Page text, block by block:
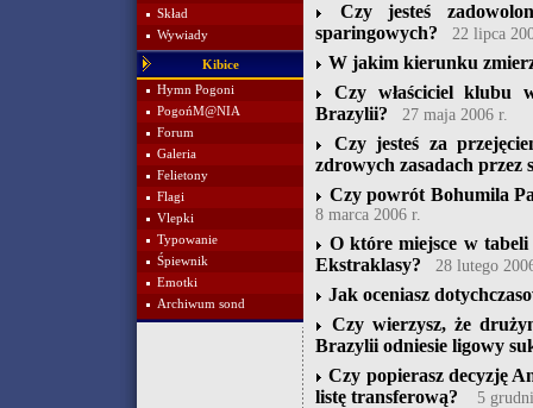
Skład
Wywiady
Kibice
Hymn Pogoni
PogońM@NIA
Forum
Galeria
Felietony
Flagi
Vlepki
Typowanie
Śpiewnik
Emotki
Archiwum sond
Czy jesteś
sparingowych?
22 lipca
W jakim kierunku
Czy właściciel klubu
Brazylii?
27 maja 2006 r.
Czy jesteś za
zdrowych zasadach przez
Czy powrót Bohumila
8 marca 2006 r.
O które miejsce w
Ekstraklasy?
28 lutego
Jak oceniasz
Czy wierzysz, że
Brazylii odniesie ligowy
Czy popierasz decyzję
listę transferową?
5